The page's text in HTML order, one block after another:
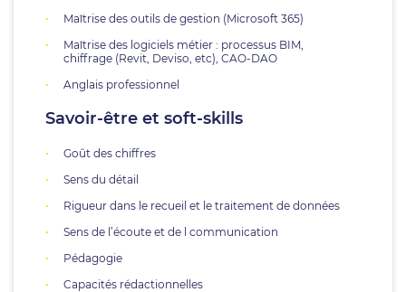
Maîtrise des outils de gestion (Microsoft 365)
Maîtrise des logiciels métier : processus BIM,
chiffrage (Revit, Deviso, etc), CAO-DAO
Anglais professionnel
Savoir-être et soft-skills
Goût des chiffres
Sens du détail
Rigueur dans le recueil et le traitement de données
Sens de l’écoute et de l communication
Pédagogie
Capacités rédactionnelles